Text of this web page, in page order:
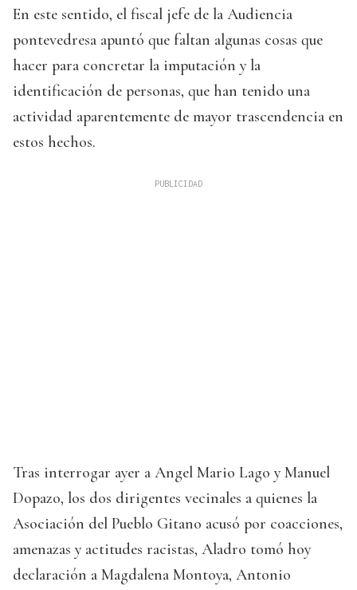
En este sentido, el fiscal jefe de la Audiencia
pontevedresa apuntó que faltan algunas cosas que
hacer para concretar la imputación y la
identificación de personas, que han tenido una
actividad aparentemente de mayor trascendencia en
estos hechos.
Tras interrogar ayer a Angel Mario Lago y Manuel
Dopazo, los dos dirigentes vecinales a quienes la
Asociación del Pueblo Gitano acusó por coacciones,
amenazas y actitudes racistas, Aladro tomó hoy
declaración a Magdalena Montoya, Antonio